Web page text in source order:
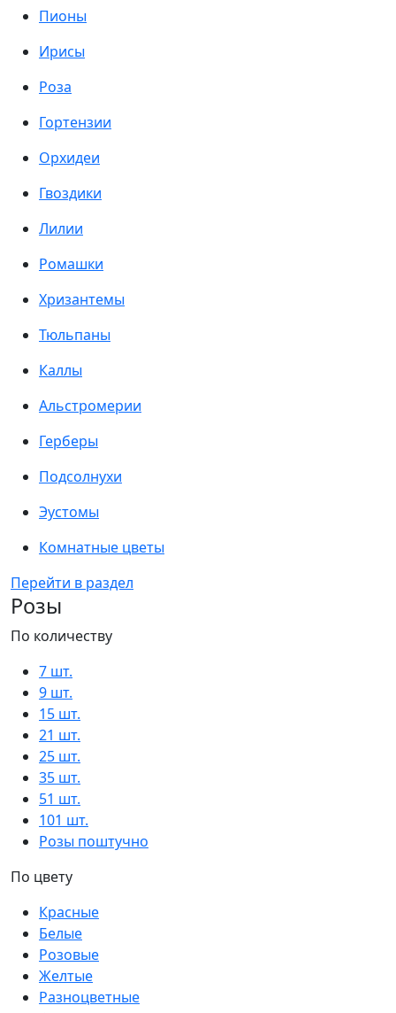
Пионы
Ирисы
Роза
Гортензии
Орхидеи
Гвоздики
Лилии
Ромашки
Хризантемы
Тюльпаны
Каллы
Альстромерии
Герберы
Подсолнухи
Эустомы
Комнатные цветы
Перейти в раздел
Розы
По количеству
7 шт.
9 шт.
15 шт.
21 шт.
25 шт.
35 шт.
51 шт.
101 шт.
Розы поштучно
По цвету
Красные
Белые
Розовые
Желтые
Разноцветные